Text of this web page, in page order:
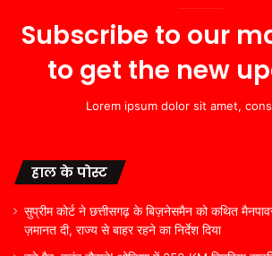
Subscribe to our
to get the new
Lorem ipsum dolor sit amet,
हाल के पोस्ट
सुप्रीम कोर्ट ने छत्तीसगढ़ के बिज़नेसमैन को कथित
ज़मानत दी, राज्य से बाहर रहने का निर्देश दिया